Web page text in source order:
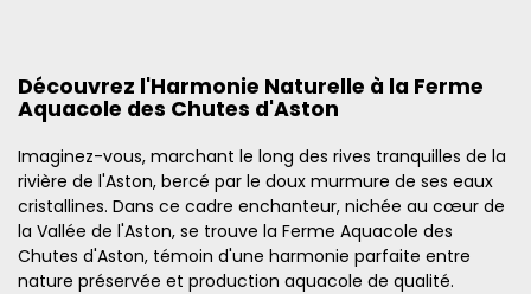
Découvrez l'Harmonie Naturelle à la Ferme
Aquacole des Chutes d'Aston
Imaginez-vous, marchant le long des rives tranquilles de la
rivière de l'Aston, bercé par le doux murmure de ses eaux
cristallines. Dans ce cadre enchanteur, nichée au cœur de
la Vallée de l'Aston, se trouve la Ferme Aquacole des
Chutes d'Aston, témoin d'une harmonie parfaite entre
nature préservée et production aquacole de qualité.